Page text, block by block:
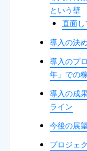
という壁
直面
導入の決
導入のプ
年」での
導入の成
ライン
今後の展
プロジェ